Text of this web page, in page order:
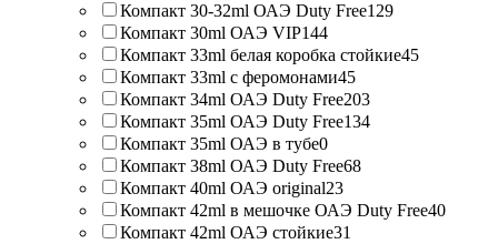
Компакт 30-32ml ОАЭ Duty Free129
Компакт 30ml ОАЭ VIP144
Компакт 33ml белая коробка стойкие45
Компакт 33ml с феромонами45
Компакт 34ml ОАЭ Duty Free203
Компакт 35ml ОАЭ Duty Free134
Компакт 35ml ОАЭ в тубе0
Компакт 38ml ОАЭ Duty Free68
Компакт 40ml ОАЭ original23
Компакт 42ml в мешочке ОАЭ Duty Free40
Компакт 42ml ОАЭ стойкие31